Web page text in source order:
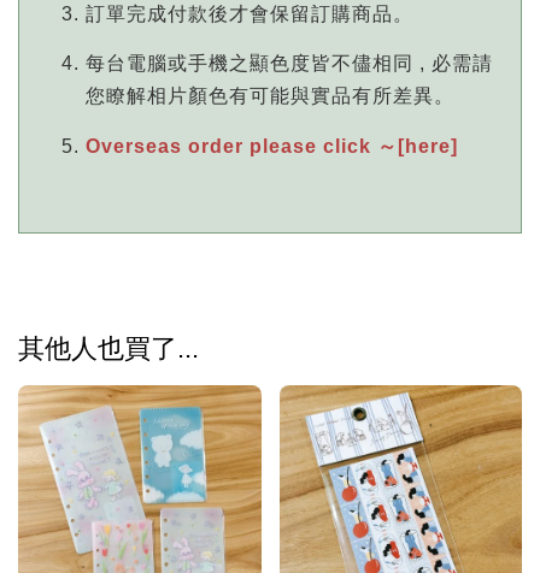
訂單完成付款後才會保留訂購商品。
每台電腦或手機之顯色度皆不儘相同 , 必需請
您瞭解相片顏色有可能與實品有所差異。
Overseas order please click ～[here]
其他人也買了...